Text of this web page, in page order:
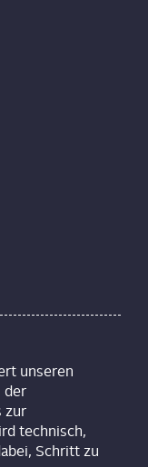
unseren
der
zur
technisch,
Schritt zu